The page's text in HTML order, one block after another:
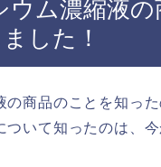
ウム濃縮液
した！
商品のことを知っ
ついて知ったのは、